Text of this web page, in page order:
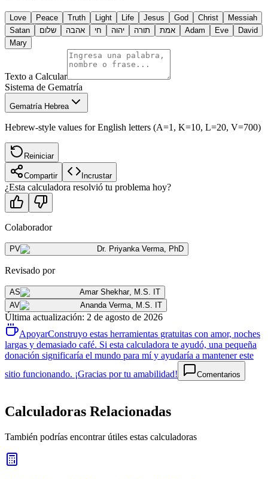
Love Peace Truth Light Life Jesus God Christ
Messiah
Satan
שלום אהבה חי יהוה תורה אמת Adam Eve
David
Mary
Texto a Calcular
Sistema de Gematría
Gematría Hebrea
Hebrew-style values for English letters (A=1, K=10, L=20, V=700)
Reiniciar
Compartir Incrustar
¿Esta calculadora resolvió tu problema hoy?
Colaborador
PV Dr. Priyanka Verma, PhD
Revisado por
AS Amar Shekhar, M.S. IT
AV
Ananda Verma, M.S. IT
Última actualización: 2 de agosto de 2026
ApoyarConstruyo estas herramientas gratuitas con amor, noches
largas y demasiado café. Si esta calculadora te ayudó, una pequeña
donación significaría el mundo para mí y ayudaría a mantener este
sitio funcionando. ¡Gracias por tu amabilidad!
Comentarios
Calculadoras Relacionadas
También podrías encontrar útiles estas calculadoras